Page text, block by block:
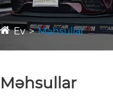
Ev Məhsullar
Məhsullar